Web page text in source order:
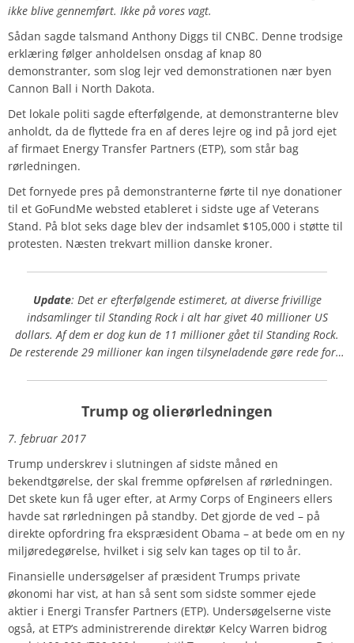
ikke blive gennemført. Ikke på vores vagt.
Sådan sagde talsmand Anthony Diggs til CNBC. Denne trodsige
erklæring følger anholdelsen onsdag af knap 80
demonstranter, som slog lejr ved demonstrationen nær byen
Cannon Ball i North Dakota.
Det lokale politi sagde efterfølgende, at demonstranterne blev
anholdt, da de flyttede fra en af deres lejre og ind på jord ejet
af firmaet Energy Transfer Partners (ETP), som står bag
rørledningen.
Det fornyede pres på demonstranterne førte til nye donationer
til et GoFundMe websted etableret i sidste uge af Veterans
Stand. På blot seks dage blev der indsamlet $105,000 i støtte til
protesten. Næsten trekvart million danske kroner.
Update: Det er efterfølgende estimeret, at diverse frivillige
indsamlinger til Standing Rock i alt har givet 40 millioner US
dollars. Af dem er dog kun de 11 millioner gået til Standing Rock.
De resterende 29 millioner kan ingen tilsyneladende gøre rede for…
Trump og olierørledningen
7. februar 2017
Trump underskrev i slutningen af sidste måned en
bekendtgørelse, der skal fremme opførelsen af rørledningen.
Det skete kun få uger efter, at Army Corps of Engineers ellers
havde sat rørledningen på standby. Det gjorde de ved – på
direkte opfordring fra ekspræsident Obama – at bede om en ny
miljøredegørelse, hvilket i sig selv kan tages op til to år.
Finansielle undersøgelser af præsident Trumps private
økonomi har vist, at han så sent som sidste sommer ejede
aktier i Energi Transfer Partners (ETP). Undersøgelserne viste
også, at ETP’s administrerende direktør Kelcy Warren bidrog